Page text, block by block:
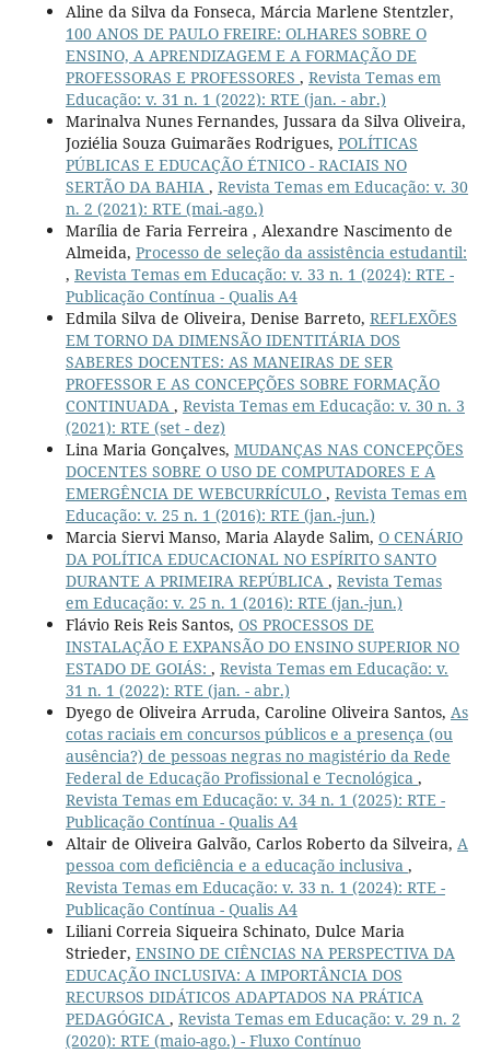
Aline da Silva da Fonseca, Márcia Marlene Stentzler,
100 ANOS DE PAULO FREIRE: OLHARES SOBRE O
ENSINO, A APRENDIZAGEM E A FORMAÇÃO DE
PROFESSORAS E PROFESSORES , Revista Temas em
Educação: v. 31 n. 1 (2022): RTE (jan. - abr.)
Marinalva Nunes Fernandes, Jussara da Silva Oliveira,
Joziélia Souza Guimarães Rodrigues, POLÍTICAS
PÚBLICAS E EDUCAÇÃO ÉTNICO - RACIAIS NO
SERTÃO DA BAHIA , Revista Temas em Educação: v. 30
n. 2 (2021): RTE (mai.-ago.)
Marília de Faria Ferreira , Alexandre Nascimento de
Almeida, Processo de seleção da assistência estudantil:
, Revista Temas em Educação: v. 33 n. 1 (2024): RTE -
Publicação Contínua - Qualis A4
Edmila Silva de Oliveira, Denise Barreto, REFLEXÕES
EM TORNO DA DIMENSÃO IDENTITÁRIA DOS
SABERES DOCENTES: AS MANEIRAS DE SER
PROFESSOR E AS CONCEPÇÕES SOBRE FORMAÇÃO
CONTINUADA , Revista Temas em Educação: v. 30 n. 3
(2021): RTE (set - dez)
Lina Maria Gonçalves, MUDANÇAS NAS CONCEPÇÕES
DOCENTES SOBRE O USO DE COMPUTADORES E A
EMERGÊNCIA DE WEBCURRÍCULO , Revista Temas em
Educação: v. 25 n. 1 (2016): RTE (jan.-jun.)
Marcia Siervi Manso, Maria Alayde Salim, O CENÁRIO
DA POLÍTICA EDUCACIONAL NO ESPÍRITO SANTO
DURANTE A PRIMEIRA REPÚBLICA , Revista Temas
em Educação: v. 25 n. 1 (2016): RTE (jan.-jun.)
Flávio Reis Reis Santos, OS PROCESSOS DE
INSTALAÇÃO E EXPANSÃO DO ENSINO SUPERIOR NO
ESTADO DE GOIÁS: , Revista Temas em Educação: v.
31 n. 1 (2022): RTE (jan. - abr.)
Dyego de Oliveira Arruda, Caroline Oliveira Santos, As
cotas raciais em concursos públicos e a presença (ou
ausência?) de pessoas negras no magistério da Rede
Federal de Educação Profissional e Tecnológica ,
Revista Temas em Educação: v. 34 n. 1 (2025): RTE -
Publicação Contínua - Qualis A4
Altair de Oliveira Galvão, Carlos Roberto da Silveira, A
pessoa com deficiência e a educação inclusiva ,
Revista Temas em Educação: v. 33 n. 1 (2024): RTE -
Publicação Contínua - Qualis A4
Liliani Correia Siqueira Schinato, Dulce Maria
Strieder, ENSINO DE CIÊNCIAS NA PERSPECTIVA DA
EDUCAÇÃO INCLUSIVA: A IMPORTÂNCIA DOS
RECURSOS DIDÁTICOS ADAPTADOS NA PRÁTICA
PEDAGÓGICA , Revista Temas em Educação: v. 29 n. 2
(2020): RTE (maio-ago.) - Fluxo Contínuo